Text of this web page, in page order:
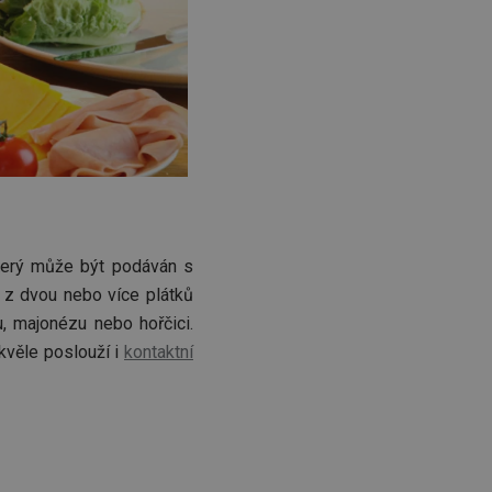
může být podáván s
dvou nebo více plátků
majonézu nebo hořčici.
poslouží i kontaktní
lidmi a roboty.
platné zprávy o
k
Script.com
uživatele
zlepšení
konkrétnímu